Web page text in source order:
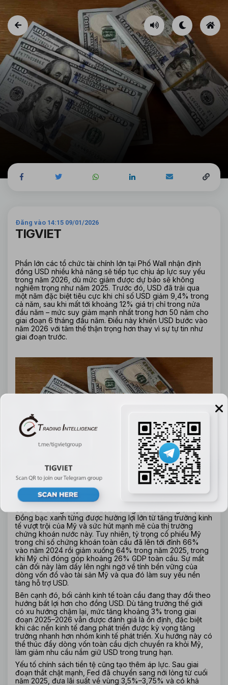
Đăng vào 14:15 09/01/2026
TIGVIET
Phần lớn các tổ chức tài chính lớn tại Phố Wall nhận định
đồng USD nhiều khả năng sẽ tiếp tục chịu áp lực suy yếu
trong năm 2026, dù mức giảm được dự báo sẽ không
nghiêm trọng như năm 2025. Trước đó, USD đã trải qua
một năm đặc biệt tiêu cực khi chỉ số USD giảm 9,4% trong
cả năm, sau khi mất tới khoảng 12% giá trị chỉ trong nửa
đầu năm – mức suy giảm mạnh nhất trong hơn 50 năm cho
giai đoạn 6 tháng đầu năm. Điều này khiến USD bước vào
năm 2026 với tâm thế thận trọng hơn thay vì sự tự tin như
giai đoạn trước.
Nguyên nhân sâu xa đến từ việc chu kỳ tăng giá kéo dài
Đồng bạc xanh từng được hưởng lợi lớn từ tăng trưởng kinh
tế vượt trội của Mỹ và sức hút mạnh mẽ của thị trường
chứng khoán nước này. Tuy nhiên, tỷ trọng cổ phiếu Mỹ
trong chỉ số chứng khoán toàn cầu đã lên tới đỉnh 66%
vào năm 2024 rồi giảm xuống 64% trong năm 2025, trong
khi Mỹ chỉ đóng góp khoảng 26% GDP toàn cầu. Sự mất
cân đối này làm dấy lên nghi ngờ về tính bền vững của
dòng vốn đổ vào tài sản Mỹ và qua đó làm suy yếu nền
tảng hỗ trợ USD.
Bên cạnh đó, bối cảnh kinh tế toàn cầu đang thay đổi theo
hướng bất lợi hơn cho đồng USD. Dù tăng trưởng thế giới
có xu hướng chậm lại, mức tăng khoảng 3% trong giai
đoạn 2025–2026 vẫn được đánh giá là ổn định, đặc biệt
khi các nền kinh tế đang phát triển được kỳ vọng tăng
trưởng nhanh hơn nhóm kinh tế phát triển. Xu hướng này có
thể thúc đẩy dòng vốn toàn cầu dịch chuyển ra khỏi Mỹ,
làm giảm nhu cầu nắm giữ USD trong trung hạn.
Yếu tố chính sách tiền tệ cũng tạo thêm áp lực. Sau giai
đoạn thắt chặt mạnh, Fed đã chuyển sang nới lỏng từ cuối
năm 2025, đưa lãi suất về vùng 3,5%–3,75% và có khả